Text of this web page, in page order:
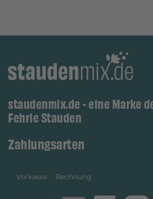
staudenmix.de - eine Marke
Fehrle Stauden
Zahlungsarten
Vorkasse Rechnung